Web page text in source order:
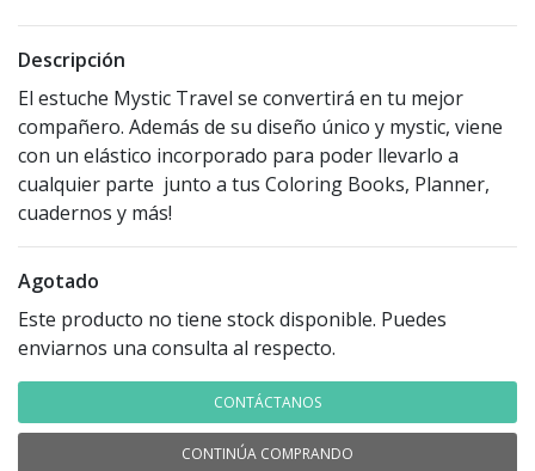
Descripción
El estuche Mystic Travel se convertirá en tu mejor
compañero. Además de su diseño único y mystic, viene
con un elástico incorporado para poder llevarlo a
cualquier parte junto a tus Coloring Books, Planner,
cuadernos y más!
Agotado
Este producto no tiene stock disponible. Puedes
enviarnos una consulta al respecto.
CONTÁCTANOS
CONTINÚA COMPRANDO